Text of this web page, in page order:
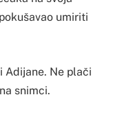
umiriti
Adijane. Ne plači
snimci.